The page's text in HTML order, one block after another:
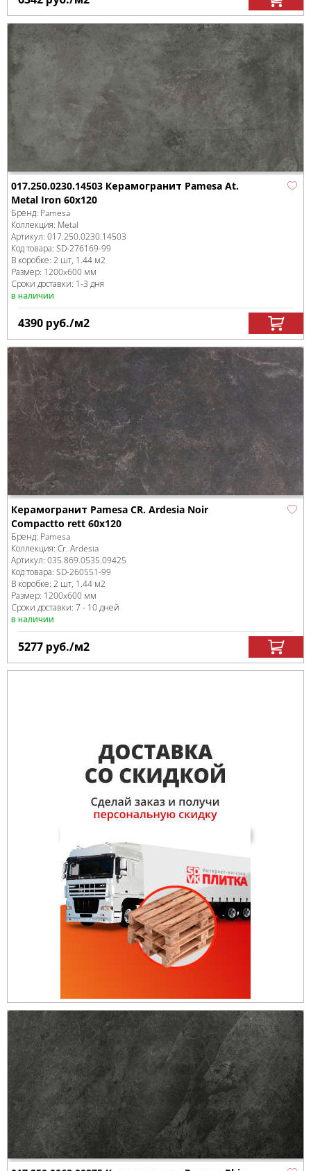
017.250.0230.14503 Керамогранит Pamesa At.
Metal Iron 60x120
Бренд: Pamesa
Коллекция: Metal
Артикул: 017.250.0230.14503
Код товара: SD-276169-99
В коробке: 2 шт, 1.44 м2
Размер: 1200x600 мм
Сроки доставки: 1-3 дня
в наличии
4390 руб./м2
Керамогранит Pamesa CR. Ardesia Noir
Compactto rett 60x120
Бренд: Pamesa
Коллекция: Cr. Ardesia
Артикул: 035.869.0535.09425
Код товара: SD-260551-99
В коробке: 2 шт, 1.44 м2
Размер: 1200x600 мм
Сроки доставки: 7 - 10 дней
в наличии
5277 руб./м2